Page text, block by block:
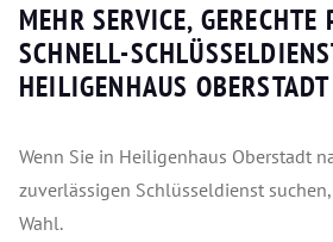
MEHR SERVICE, GERECHTE
SCHNELL-
HEILIGENHAUS OBERSTADT
Wenn Sie in Heiligenhaus Oberstadt
zuverlässigen Schlüsseldienst
Wahl.